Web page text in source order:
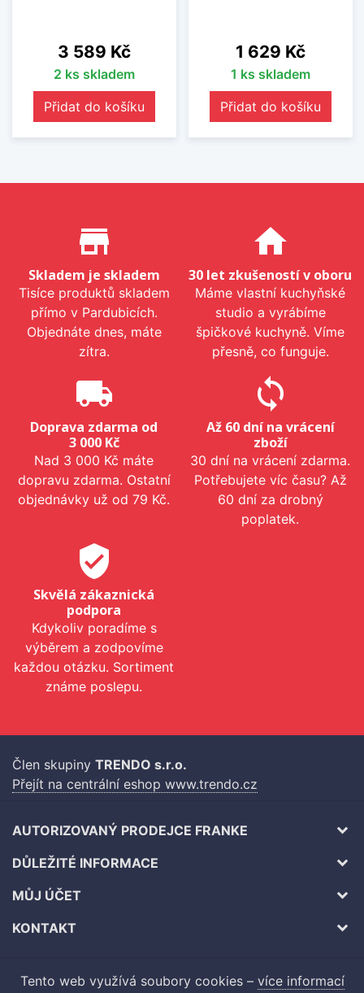
Cena
3 589 Kč
2 ks skladem
Přidat do košíku
Cena
1 629 Kč
1 ks skladem
Přidat do košíku
Proč nakupovat u nás?
store_mall_directory
Skladem je skladem
Tisíce produktů skladem
přímo v Pardubicích.
Objednáte dnes, máte
zítra.
home
30 let zkušeností v oboru
Máme vlastní kuchyňské
studio a vyrábíme
špičkové kuchyně. Víme
přesně, co funguje.
local_shipping
Doprava zdarma od
3 000 Kč
Nad 3 000 Kč máte
dopravu zdarma. Ostatní
objednávky už od 79 Kč.
sync
Až 60 dní na vrácení
zboží
30 dní na vrácení zdarma.
Potřebujete víc času? Až
60 dní za drobný
poplatek.
verified_user
Skvělá zákaznická
podpora
Kdykoliv poradíme s
výběrem a zodpovíme
každou otázku. Sortiment
známe poslepu.
Člen skupiny TRENDO s.r.o.
Přejít na centrální eshop www.trendo.cz
AUTORIZOVANÝ PRODEJCE FRANKE
DŮLEŽITÉ INFORMACE
MŮJ ÚČET
KONTAKT
Tento web využívá soubory cookies – více informací